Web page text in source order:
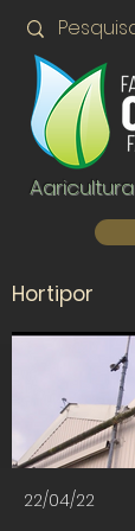
Hortipor
22/04/22